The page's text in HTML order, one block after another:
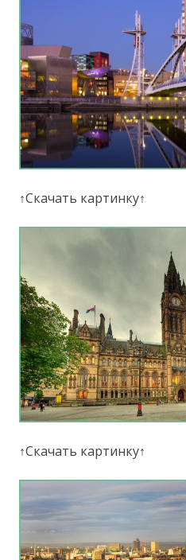
↑Скачать картинку↑
↑Скачать картинку↑